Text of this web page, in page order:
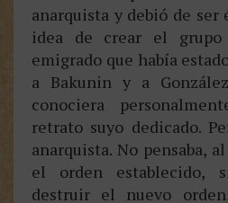
anarquista y debió de
idea de crear el
emigrado que había
a Bakunin y a
conociera
retrato suyo dedicado.
anarquista. No pensaba,
el orden establecido,
destruir el nuevo